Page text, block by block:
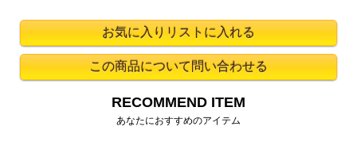
RECOMMEND ITEM
あなたにおすすめのアイテム